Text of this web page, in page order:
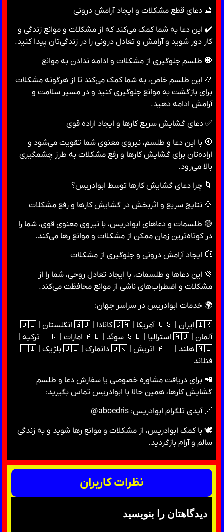
🔮 دعای قطع مشکلات و ایجاد آرامش درونی
✔️ این دعا به شما کمک می‌کند که از مشکلات و موانع زندگی و
کار دور شوید و آرامش و تعادل درونی را در زندگی‌تان پیدا کنید.
🧿 طلسم جلوگیری از مشکلات و ادامه ندادن به موانع
📿 این طلسم خاص، به شما کمک می‌کند تا از هرگونه مشکلات
برای بازگشت به موانع جلوگیری کنید و در مسیر سلامت و
آرامش ادامه دهید.
✅ دعای گشایش سریع کارها و ایجاد اراده قوی
🧿 با این دعا و طلسم، نیروی معنوی شما تقویت می‌شود و
اراده‌تان برای گشایش کارها و رفع مشکلات به طرز چشمگیری
بالا می‌رود.
🌀 چرا دعای گشایش کارها توسط ابوادریس؟
💎 نتایج سریع و اثربخش در گشایش کارها و رفع مشکلات
🟡 طلسمات و دعاهای ابوادریس، با نیروی معنوی قوی، شما را
در کوتاه‌ترین زمان ممکن از مشکلات و موانع رها می‌کند.
💥 ایجاد آرامش درونی و جلوگیری از مشکلات
💢 این دعاها و طلسمات، با ایجاد تعادل روحی، شما را از
مشکلات و اضطراب‌های ناشی از موانع محافظت می‌کند.
🌍 خدمات ابوادریس در سراسر جهان:
🇮🇷 ایران | 🇺🇸 آمریکا | 🇨🇦 کانادا | 🇬🇧 انگلستان | 🇩🇪
آلمان | 🇦🇺 استرالیا | 🇸🇪 سوئد | 🇦🇪 امارات | 🇹🇷 ترکیه |
🇳🇱 هلند | 🇦🇹 اتریش | 🇩🇰 دانمارک | 🇧🇪 بلژیک | 🇫🇮
فنلاند
📲 برای دریافت مشاوره خصوصی یا سفارش دعا و طلسم
گشایش کارها، همین حالا با ابوادریس تماس بگیرید:
🔗 آیدی تلگرام ابوادریس: aboedris@
🕊 با کمک ابوادریس، از مشکلات و موانع رها شوید و به زندگی
سالم و آرام بازگردید.
نظرات کاربران
دیدگاهتان را بنویسید